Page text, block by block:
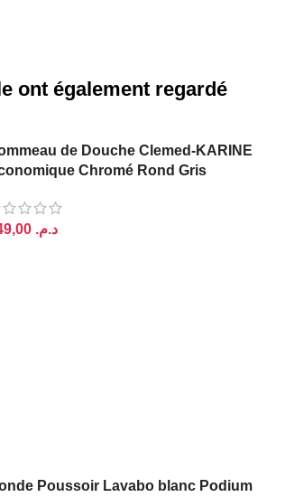
ont également regardé
de Douche Clemed-KARINE
Chromé Rond Gris
د.م.
Poussoir Lavabo blanc Podium